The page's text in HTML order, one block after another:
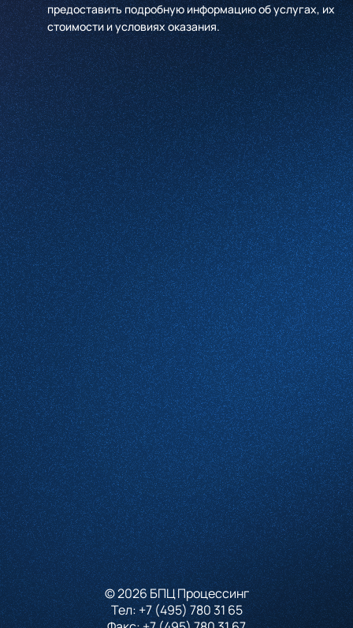
предоставить подробную информацию об услугах, их
стоимости и условиях оказания.
Имя*
Компания*
Телефон*
Проверочное слово*(Нажмите чтобы обновить)
Email
Какие услуги вас интересуют
Комментарий
Я принимаю условияПользовательского соглашения
и согласен сПолитикой конфиденциальности
Отправить
© 2026 БПЦ Процессинг
Тел:+7 (495) 780 31 65